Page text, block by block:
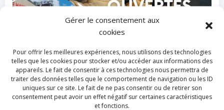
Gérer le consentement aux
cookies
Pour offrir les meilleures expériences, nous utilisons des technologies
telles que les cookies pour stocker et/ou accéder aux informations des
appareils. Le fait de consentir à ces technologies nous permettra de
traiter des données telles que le comportement de navigation ou les ID
uniques sur ce site. Le fait de ne pas consentir ou de retirer son
consentement peut avoir un effet négatif sur certaines caractéristiques
et fonctions.